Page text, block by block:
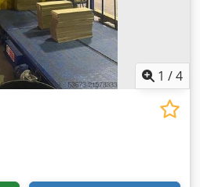
1 /4